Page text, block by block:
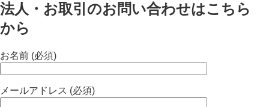
法人・お取引のお問い合わせはこちら
から
お名前 (必須)
メールアドレス (必須)